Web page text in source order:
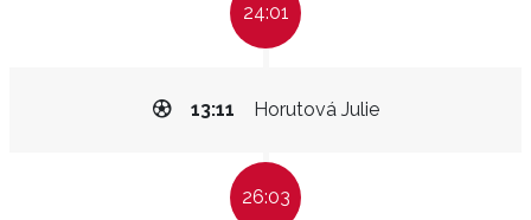
24:01
Horutová Julie
13:11
26:03